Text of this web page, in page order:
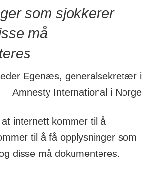
som sjokkerer
må
Egenæs, generalsekretær i
Amnesty International i Norge
internett kommer til å
til å få opplysninger som
disse må dokumenteres.